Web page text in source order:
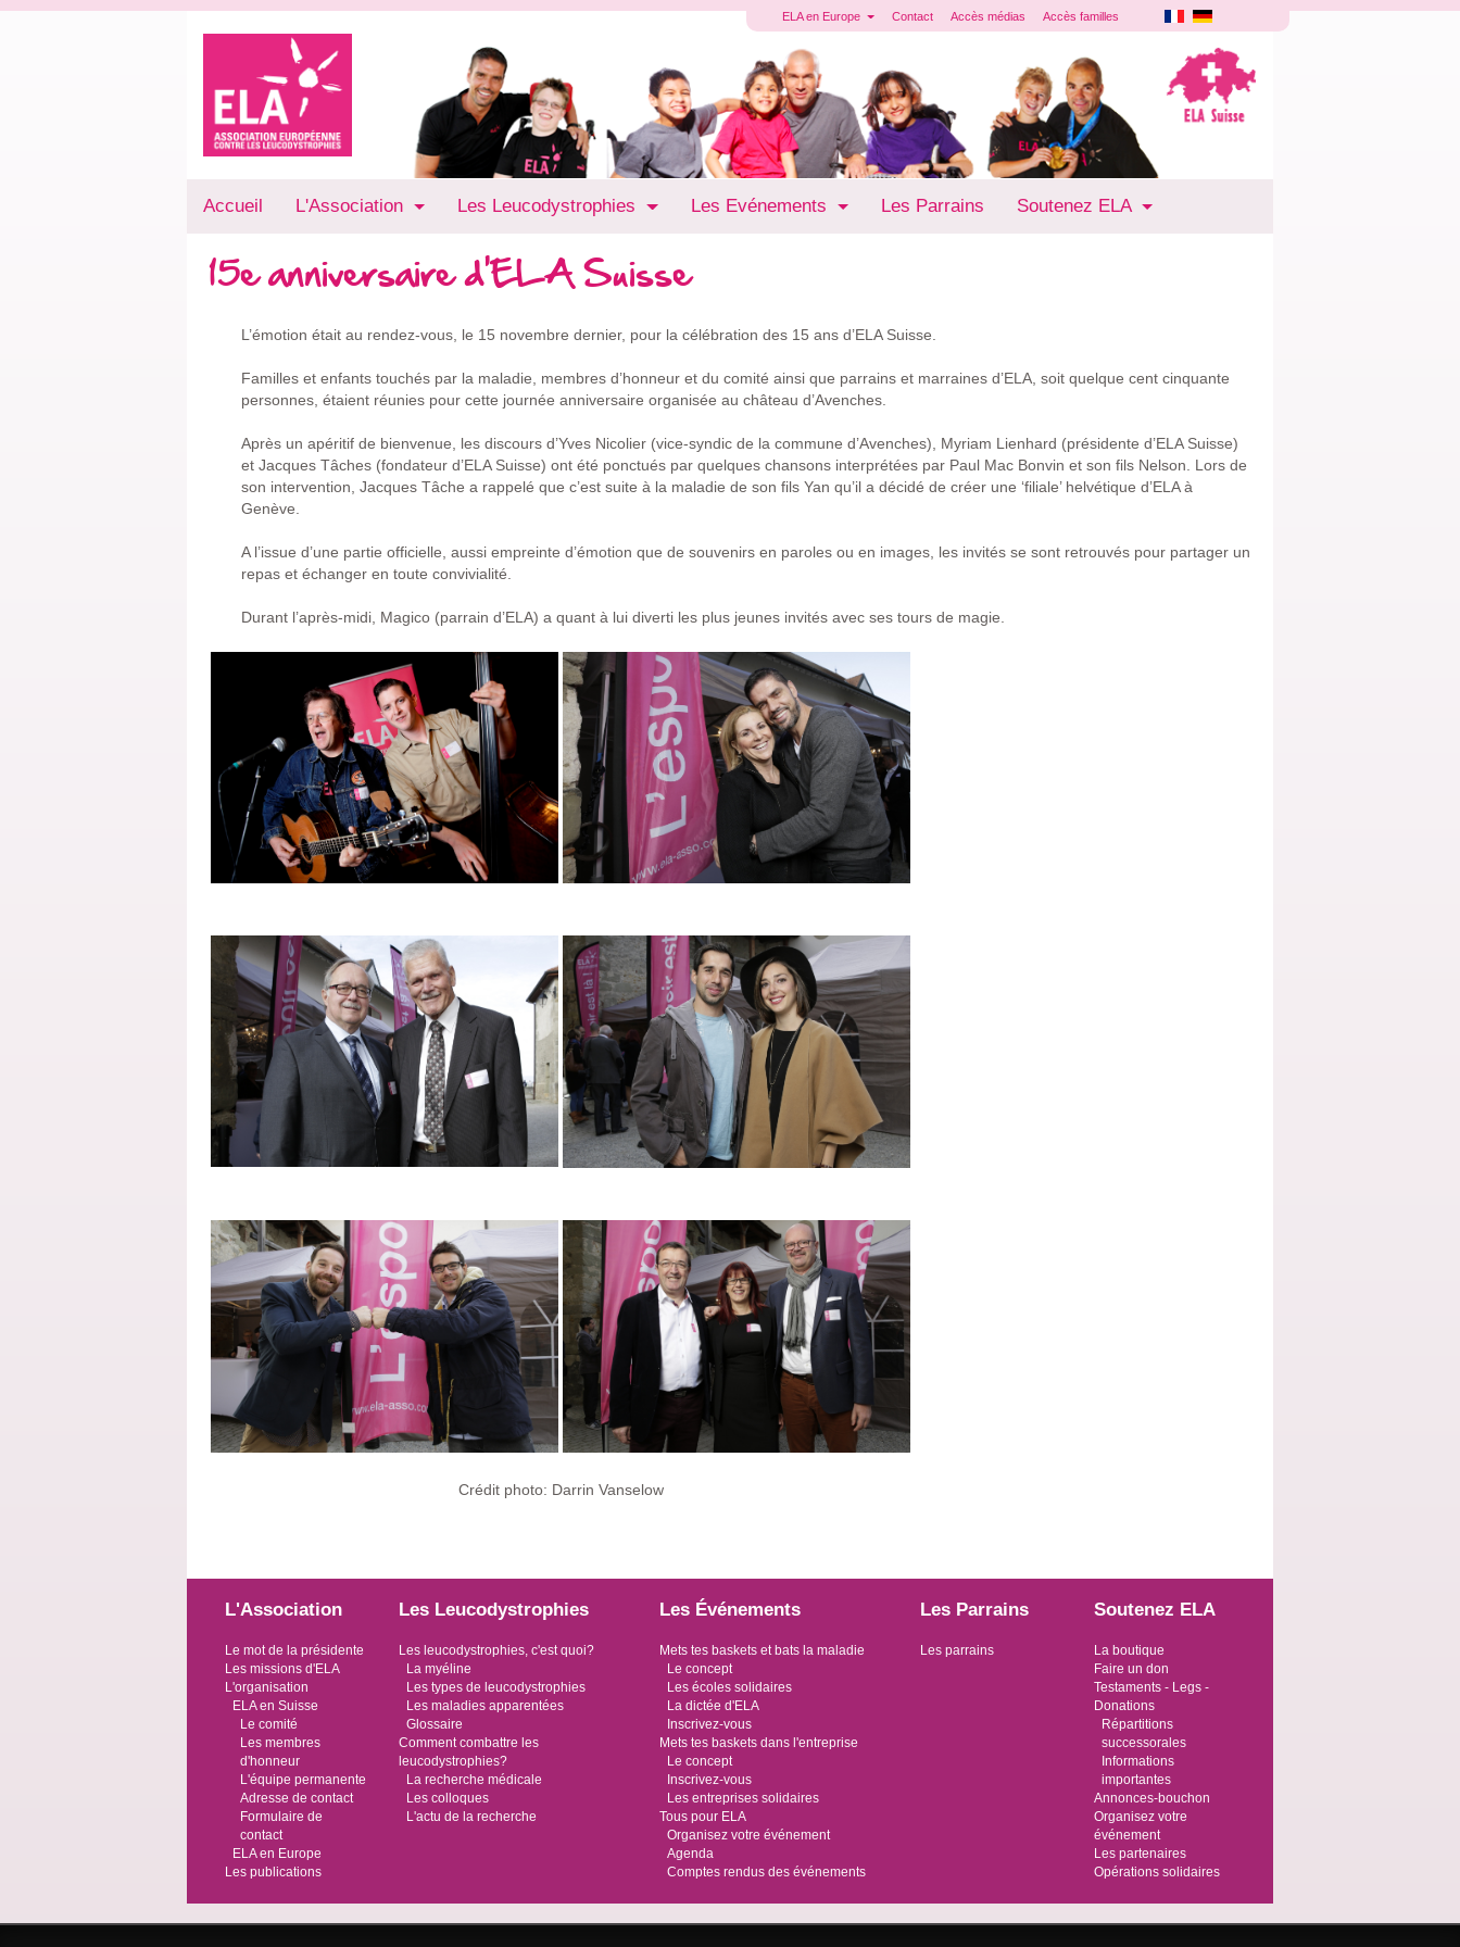
ELA en Europe Contact Accès médias Accès familles
Accueil L'Association Les Leucodystrophies Les Evénements Les Parrains Soutenez ELA
15e anniversaire d'ELA Suisse
L’émotion était au rendez-vous, le 15 novembre dernier, pour la célébration des 15 ans d’ELA Suisse.
Familles et enfants touchés par la maladie, membres d’honneur et du comité ainsi que parrains et marraines d’ELA, soit quelque cent cinquante
personnes, étaient réunies pour cette journée anniversaire organisée au château d’Avenches.
Après un apéritif de bienvenue, les discours d’Yves Nicolier (vice-syndic de la commune d’Avenches), Myriam Lienhard (présidente d’ELA Suisse)
et Jacques Tâches (fondateur d’ELA Suisse) ont été ponctués par quelques chansons interprétées par Paul Mac Bonvin et son fils Nelson. Lors de
son intervention, Jacques Tâche a rappelé que c’est suite à la maladie de son fils Yan qu’il a décidé de créer une ‘filiale’ helvétique d’ELA à
Genève.
A l’issue d’une partie officielle, aussi empreinte d’émotion que de souvenirs en paroles ou en images, les invités se sont retrouvés pour partager un
repas et échanger en toute convivialité.
Durant l’après-midi, Magico (parrain d’ELA) a quant à lui diverti les plus jeunes invités avec ses tours de magie.
Crédit photo: Darrin Vanselow
L'Association
Le mot de la présidente
Les missions d'ELA
L'organisation
ELA en Suisse
Le comité
Les membres
d'honneur
L'équipe permanente
Adresse de contact
Formulaire de
contact
ELA en Europe
Les publications
Les Leucodystrophies
Les leucodystrophies, c'est quoi?
La myéline
Les types de leucodystrophies
Les maladies apparentées
Glossaire
Comment combattre les
leucodystrophies?
La recherche médicale
Les colloques
L'actu de la recherche
Les Événements
Mets tes baskets et bats la maladie
Le concept
Les écoles solidaires
La dictée d'ELA
Inscrivez-vous
Mets tes baskets dans l'entreprise
Le concept
Inscrivez-vous
Les entreprises solidaires
Tous pour ELA
Organisez votre événement
Agenda
Comptes rendus des événements
Les Parrains
Les parrains
Soutenez ELA
La boutique
Faire un don
Testaments - Legs -
Donations
Répartitions
successorales
Informations
importantes
Annonces-bouchon
Organisez votre
événement
Les partenaires
Opérations solidaires